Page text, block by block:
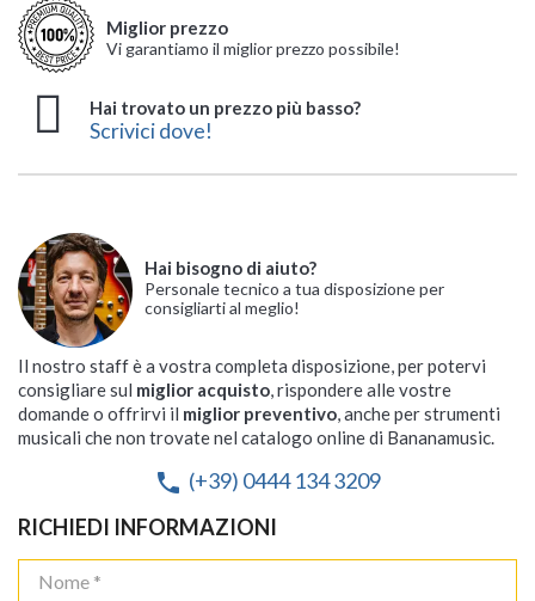
Miglior prezzo
Vi garantiamo il miglior prezzo possibile!
Hai trovato un prezzo più basso?
Scrivici dove!
Hai bisogno di aiuto?
Personale tecnico a tua disposizione per
consigliarti al meglio!
Il nostro staff è a vostra completa disposizione, per potervi
consigliare sul miglior acquisto , rispondere alle vostre
domande o offrirvi il miglior preventivo , anche per strumenti
musicali che non trovate nel catalogo online di Bananamusic.
phone (+39) 0444 134 3209
RICHIEDI INFORMAZIONI